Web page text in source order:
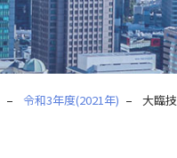
令和3年度(2021年) 大